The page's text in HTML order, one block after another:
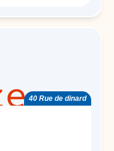
40 Rue de dinard